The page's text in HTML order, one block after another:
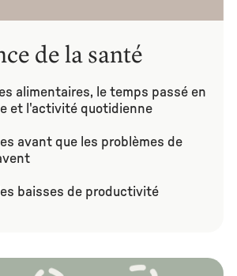
de la santé
alimentaires, le temps passé en
et l'activité quotidienne
avant que les problèmes de
baisses de productivité